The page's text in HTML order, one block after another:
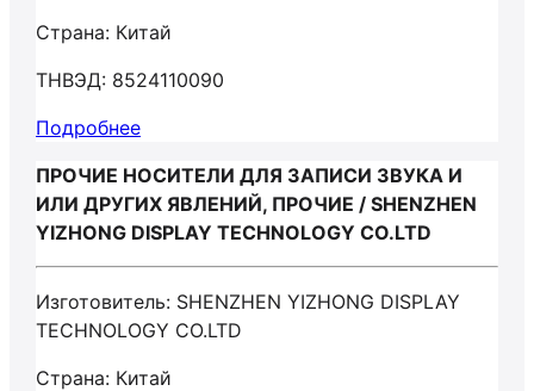
Страна: Китай
ТНВЭД: 8524110090
Подробнее
ПРОЧИЕ НОСИТЕЛИ ДЛЯ ЗАПИСИ ЗВУКА И
ИЛИ ДРУГИХ ЯВЛЕНИЙ, ПРОЧИЕ / SHENZHEN
YIZHONG DISPLAY TECHNOLOGY CO.LTD
Изготовитель: SHENZHEN YIZHONG DISPLAY
TECHNOLOGY CO.LTD
Страна: Китай